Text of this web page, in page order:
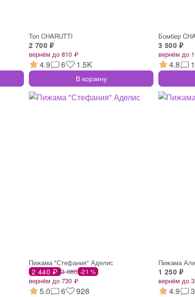
Топ CHARUTTI
2 700 ₽
вернём до 810 ₽
4.9 6 1.5K
В корзину
Бомбер
3 500 ₽
вернём до
4.8
Пижама "Стефания" Аделис
2 440 ₽ 3 080 -21 %
вернём до 730 ₽
5.0 6 928
Пижама
1 250 ₽
вернём до
4.9